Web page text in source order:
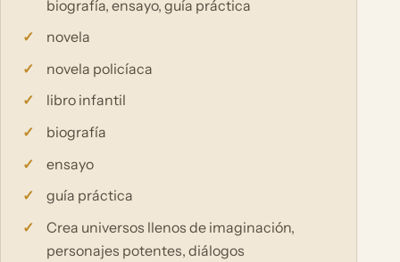
biografía, ensayo, guía práctica
novela
novela policíaca
libro infantil
biografía
ensayo
guía práctica
Crea universos llenos de imaginación,
personajes potentes, diálogos